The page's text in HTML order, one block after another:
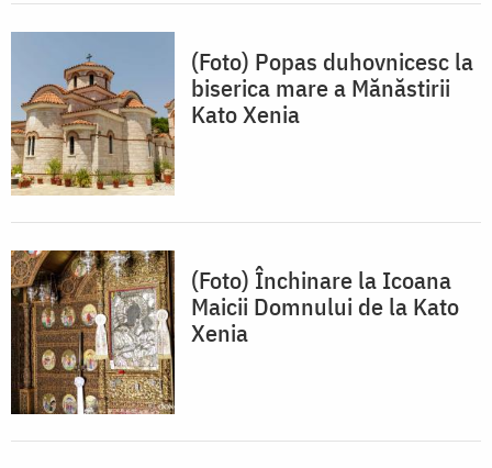
(Foto) Popas duhovnicesc la
biserica mare a Mănăstirii
Kato Xenia
(Foto) Închinare la Icoana
Maicii Domnului de la Kato
Xenia